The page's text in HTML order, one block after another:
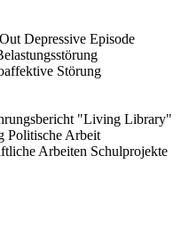
Depressive Episode
Störung
"Living Library"
Politische Arbeit
Arbeiten Schulprojekte